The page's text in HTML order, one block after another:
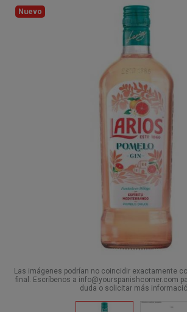
Nuevo
Las imágenes podrían no coincidir exactamente
final. Escríbenos a info@yourspanishcorner.com
duda o solicitar más